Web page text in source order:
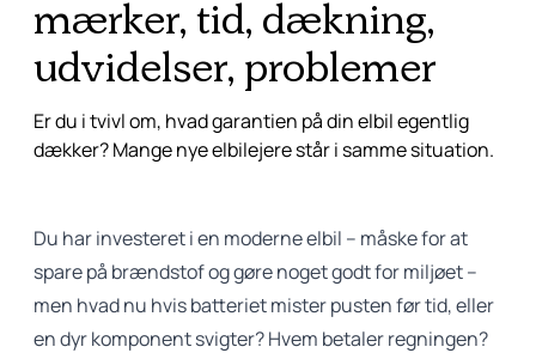
mærker, tid, dækning,
udvidelser, problemer
Er du i tvivl om, hvad garantien på din elbil egentlig
dækker? Mange nye elbilejere står i samme situation.
Du har investeret i en moderne elbil – måske for at
spare på brændstof og gøre noget godt for miljøet –
men hvad nu hvis batteriet mister pusten før tid, eller
en dyr komponent svigter? Hvem betaler regningen?